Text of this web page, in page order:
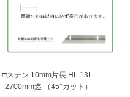
□ステン 10mm片長 HL 13L
-2700mm迄 （45°カット）